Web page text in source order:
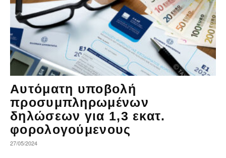
Αυτόματη υποβολή
προσυμπληρωμένων
δηλώσεων για 1,3 εκατ.
φορολογούμενους
27/05/2024